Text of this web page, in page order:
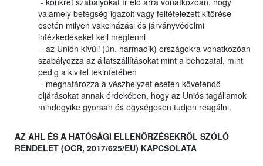
valamely betegség igazolt vagy feltételezett kitörése
esetén milyen vakcinázási és járványvédelmi
intézkedéseket kell megtenni
- az Unión kívüli (ún. harmadik) országokra vonatkozóan
szabályozza az állatszállításokat mint a behozatal, mint
pedig a kivitel tekintetében
- meghatározza a vészhelyzet esetén követendő
eljárásokat annak érdekében, hogy az Uniós tagállamok
mindegyike gyorsan és egységesen tudjon reagálni.
AZ AHL ÉS A HATÓSÁGI ELLENŐRZÉSEKRŐL SZÓLÓ
RENDELET (OCR, 2017/625/EU) KAPCSOLATA